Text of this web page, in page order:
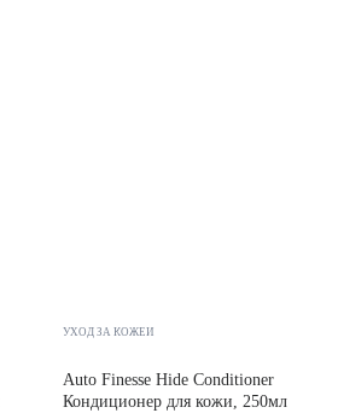
УХОД ЗА КОЖЕЙ
Auto Finesse Hide Conditioner
Кондиционер для кожи, 250мл